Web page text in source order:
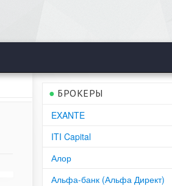
● БРОКЕРЫ
EXANTE
ITI Capital
Алор
Альфа-банк (Альфа Директ)